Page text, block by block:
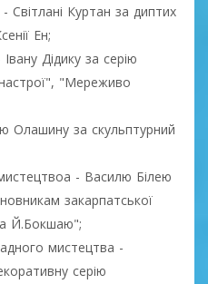
Світлані Куртан за диптих
Ен;
Дідику за серію
настрої", "Мереживо
Олашину за скульптурний
- Василю Білею
закарпатської
Й.Бокшаю";
мистецтва -
серію